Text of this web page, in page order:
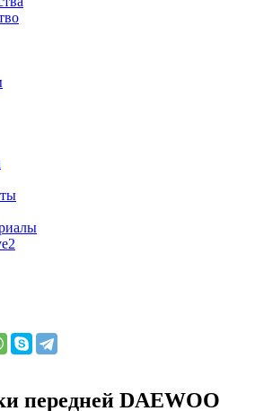
передней DAEWOO